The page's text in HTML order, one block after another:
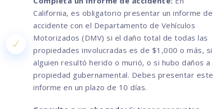
California, es obligatorio presentar un informe de
accidente con el Departamento de Vehículos
Motorizados (DMV) si el daño total de todas las
propiedades involucradas es de $1,000 o más, si
alguien resultó herido o murió, o si hubo daños a
propiedad gubernamental. Debes presentar este
informe en un plazo de 10 días.